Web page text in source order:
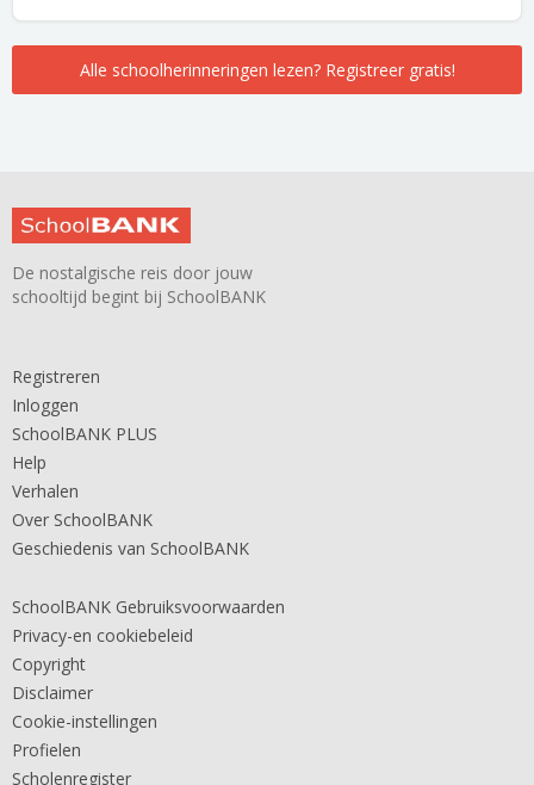
Alle schoolherinneringen lezen? Registreer gratis!
De nostalgische reis door jouw
schooltijd begint bij SchoolBANK
Registreren
Inloggen
SchoolBANK PLUS
Help
Verhalen
Over SchoolBANK
Geschiedenis van SchoolBANK
SchoolBANK Gebruiksvoorwaarden
Privacy-en cookiebeleid
Copyright
Disclaimer
Cookie-instellingen
Profielen
Scholenregister